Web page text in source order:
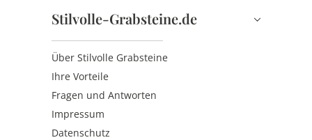
Stilvolle-Grabsteine.de
Über Stilvolle Grabsteine
Ihre Vorteile
Fragen und Antworten
Impressum
Datenschutz